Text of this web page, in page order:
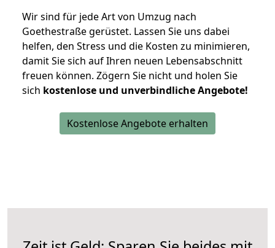
Wir sind für jede Art von Umzug nach
Goethestraße gerüstet. Lassen Sie uns dabei
helfen, den Stress und die Kosten zu minimieren,
damit Sie sich auf Ihren neuen Lebensabschnitt
freuen können. Zögern Sie nicht und holen Sie
sich kostenlose und unverbindliche Angebote!
Kostenlose Angebote erhalten